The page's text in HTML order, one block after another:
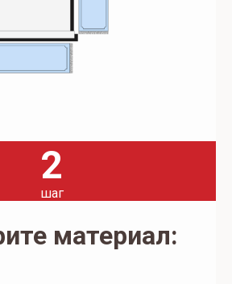
2
шаг
материал: